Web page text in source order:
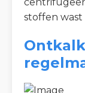
stoffen